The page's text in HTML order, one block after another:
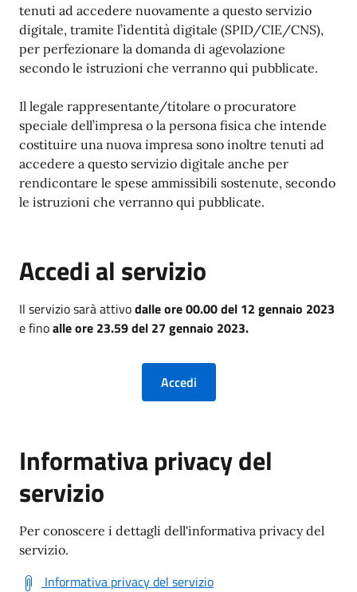
tenuti ad accedere nuovamente a questo servizio
digitale, tramite l’identità digitale (SPID/CIE/CNS),
per perfezionare la domanda di agevolazione
secondo le istruzioni che verranno qui pubblicate.
Il legale rappresentante/titolare o procuratore
speciale dell’impresa o la persona fisica che intende
costituire una nuova impresa sono inoltre tenuti ad
accedere a questo servizio digitale anche per
rendicontare le spese ammissibili sostenute, secondo
le istruzioni che verranno qui pubblicate.
Accedi al servizio
Il servizio sarà attivodalle ore 00.00 del 12 gennaio 2023
e finoalle ore 23.59 del 27 gennaio 2023.
Informativa privacy del
servizio
Per conoscere i dettagli dell'informativa privacy del
servizio.
Informativa privacy del servizio